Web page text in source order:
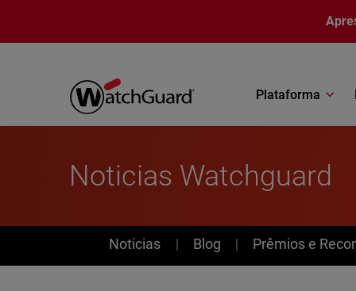
Plataforma
Noticias Watchguard
News
Noticias Blog Prêmios e